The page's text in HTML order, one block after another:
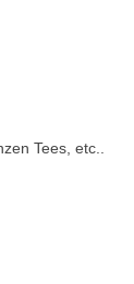
Tees, etc..